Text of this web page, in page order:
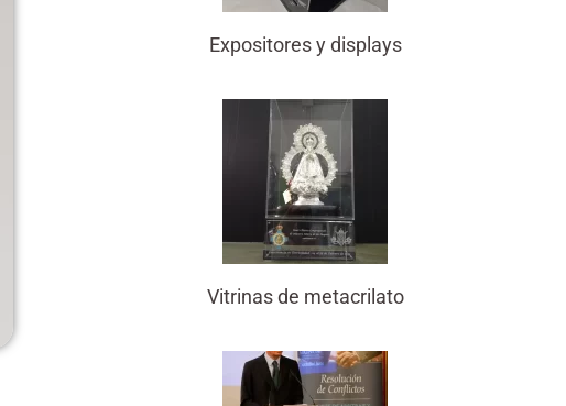
Expositores y displays
Vitrinas de metacrilato